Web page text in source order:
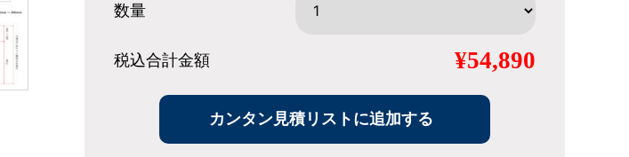
数量
税込合計金額 ¥54,890
カンタン見積リストに追加する